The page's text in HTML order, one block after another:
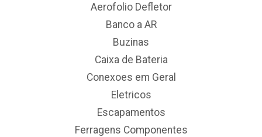
Aerofolio Defletor
Banco a AR
Buzinas
Caixa de Bateria
Conexoes em Geral
Eletricos
Escapamentos
Ferragens Componentes